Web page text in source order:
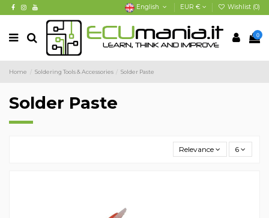
English EUR € Wishlist (0)
0
Home Soldering Tools & Accessories Solder Paste
Solder Paste
Relevance 6